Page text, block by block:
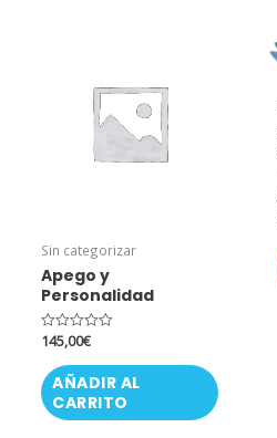
Sin categorizar
Apego y
Personalidad
Valorado
de
5
145,00€
AÑADIR AL
CARRITO